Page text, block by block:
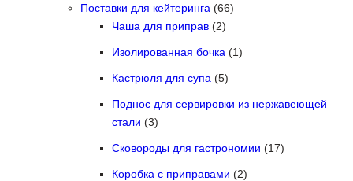
Поставки для кейтеринга 6666 товаров
Чаша для приправ
22 товара
Изолированная бочка 11 товар
Кастрюля для супа 55 товаров
Поднос для сервировки из нержавеющей
стали
33 товара
Сковороды для гастрономии 1717 товаров
Коробка с приправами 22 товара